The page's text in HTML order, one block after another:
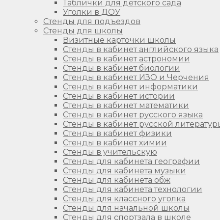
Таблички для детского сада
Уголки в ДОУ
Стенды для подъездов
Стенды для школы
Визитные карточки школы
Стенды в кабинет английского языка
Стенды в кабинет астрономии
Стенды в кабинет биологии
Стенды в кабинет ИЗО и Черчения
Стенды в кабинет информатики
Стенды в кабинет истории
Стенды в кабинет математики
Стенды в кабинет русского языка
Стенды в кабинет русской
Стенды в кабинет физики
Стенды в кабинет химии
Стенды в учительскую
Стенды для кабинета географии
Стенды для кабинета музыки
Стенды для кабинета обж
Стенды для кабинета технологии
Стенды для классного уголка
Стенды для начальной школы
Стенды для спортзала в школе